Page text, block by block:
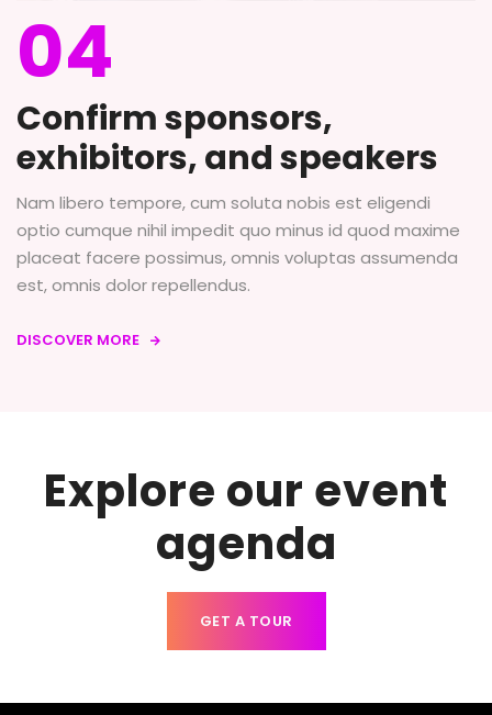
04
Confirm sponsors,
exhibitors, and speakers
Nam libero tempore, cum soluta nobis est eligendi
optio cumque nihil impedit quo minus id quod maxime
placeat facere possimus, omnis voluptas assumenda
est, omnis dolor repellendus.
DISCOVER MORE 
Explore our event
agenda
GET A TOUR